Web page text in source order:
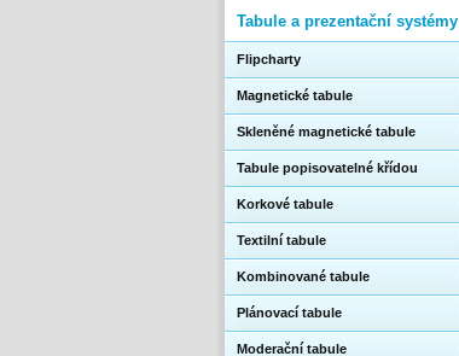
Tabule a prezentační systémy
Flipcharty
Magnetické tabule
Skleněné magnetické tabule
Tabule popisovatelné křídou
Korkové tabule
Textilní tabule
Kombinované tabule
Plánovací tabule
Moderační tabule